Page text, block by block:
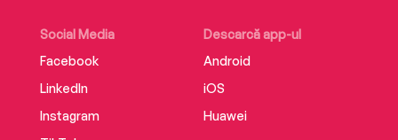
Social Media
Facebook
LinkedIn
Instagram
Descarcă app-ul
Android
iOS
Huawei